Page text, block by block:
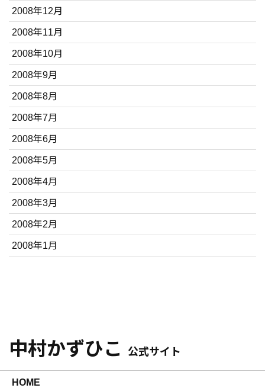
2008年12月
2008年11月
2008年10月
2008年9月
2008年8月
2008年7月
2008年6月
2008年5月
2008年4月
2008年3月
2008年2月
2008年1月
中村かずひこ 公式サイト
HOME